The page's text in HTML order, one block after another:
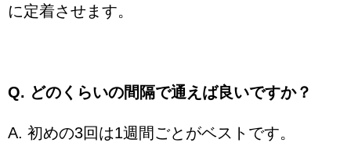
に定着させます。
Q. どのくらいの間隔で通えば良いですか？
A. 初めの3回は1週間ごとがベストです。